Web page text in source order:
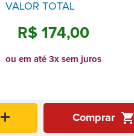
VALOR TOTAL
R$ 174,00
ou em até 3x sem juros
add Comprar shopping_cart